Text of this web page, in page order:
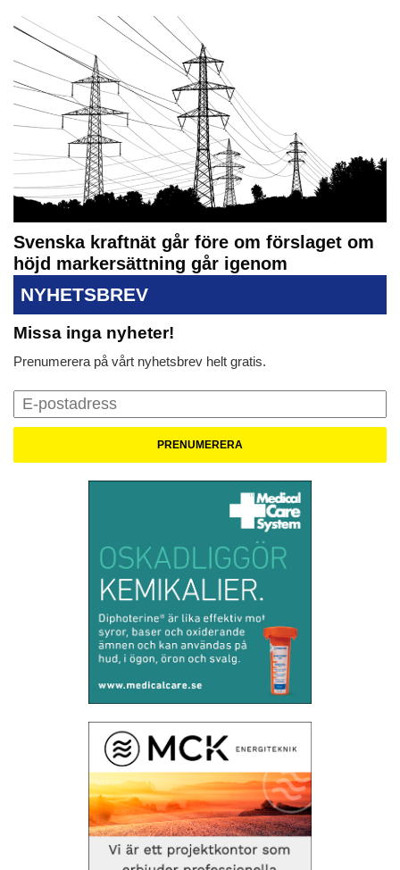
Svenska kraftnät går före om förslaget om
höjd markersättning går igenom
NYHETSBREV
Missa inga nyheter!
Prenumerera på vårt nyhetsbrev helt gratis.